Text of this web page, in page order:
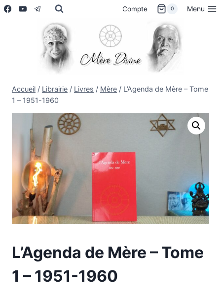
Aller
Compte 0 Menu
Accueil / Librairie / Livres / Mère / L’Agenda de Mère – Tome
1 – 1951-1960
L’Agenda de Mère – Tome
1 – 1951-1960